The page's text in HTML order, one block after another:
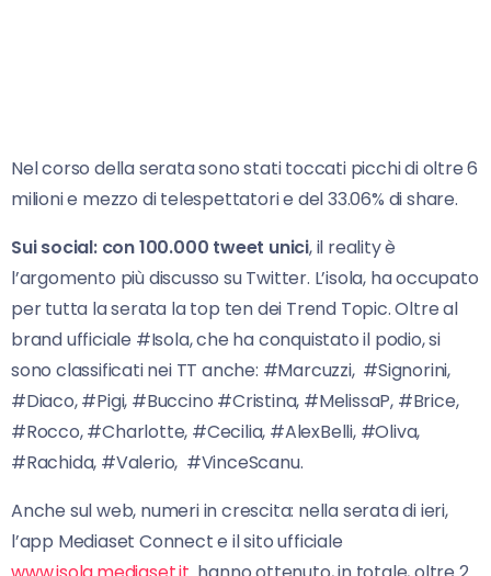
Nel corso della serata sono stati toccati picchi di oltre 6
milioni e mezzo di telespettatori e del 33.06% di share.
Sui social: con 100.000 tweet unici, il reality è
l’argomento più discusso su Twitter. L’isola, ha occupato
per tutta la serata la top ten dei Trend Topic. Oltre al
brand ufficiale #Isola, che ha conquistato il podio, si
sono classificati nei TT anche: #Marcuzzi, #Signorini,
#Diaco, #Pigi, #Buccino #Cristina, #MelissaP, #Brice,
#Rocco, #Charlotte, #Cecilia, #AlexBelli, #Oliva,
#Rachida, #Valerio, #VinceScanu.
Anche sul web, numeri in crescita: nella serata di ieri,
l’app Mediaset Connect e il sito ufficiale